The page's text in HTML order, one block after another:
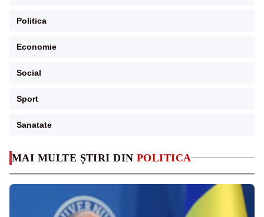
MAI MULTE ȘTIRI DIN POLITICA
Politica
Economie
Social
Sport
Sanatate